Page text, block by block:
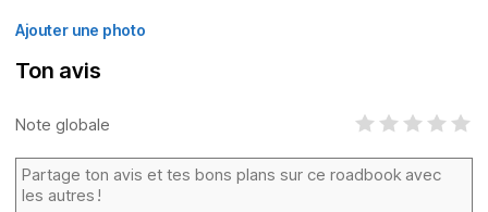
Ajouter une photo
Ton avis
Note globale